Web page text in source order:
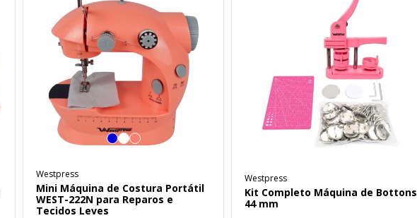
Westpress
Mini Máquina de Costura Portátil
WEST-222N para Reparos e
Tecidos Leves
Westpress
Kit Completo Máquina de Bottons
44 mm